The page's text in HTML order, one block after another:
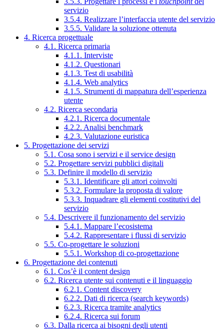
servizio
3.5.4. Realizzare l’interfaccia utente del servizio
3.5.5. Validare la soluzione ottenuta
4. Ricerca progettuale
4.1. Ricerca primaria
4.1.1. Interviste
4.1.2. Questionari
4.1.3. Test di usabilità
4.1.4. Web analytics
4.1.5. Strumenti di mappatura dell’esperienza
utente
4.2. Ricerca secondaria
4.2.1. Ricerca documentale
4.2.2. Analisi benchmark
4.2.3. Valutazione euristica
5. Progettazione dei servizi
5.1. Cosa sono i servizi e il service design
5.2. Progettare servizi pubblici digitali
5.3. Definire il modello di servizio
5.3.1. Identificare gli attori coinvolti
5.3.2. Formulare la proposta di valore
5.3.3. Inquadrare gli elementi costitutivi del
servizio
5.4. Descrivere il funzionamento del servizio
5.4.1. Mappare l’ecosistema
5.4.2. Rappresentare i flussi di servizio
5.5. Co-progettare le soluzioni
5.5.1. Workshop di co-progettazione
6. Progettazione dei contenuti
6.1. Cos’è il content design
6.2. Ricerca utente sui contenuti e il linguaggio
6.2.1. Content discovery
6.2.2. Dati di ricerca (search keywords)
6.2.3. Ricerca tramite analytics
6.2.4. Ricerca sui forum
6.3. Dalla ricerca ai bisogni degli utenti